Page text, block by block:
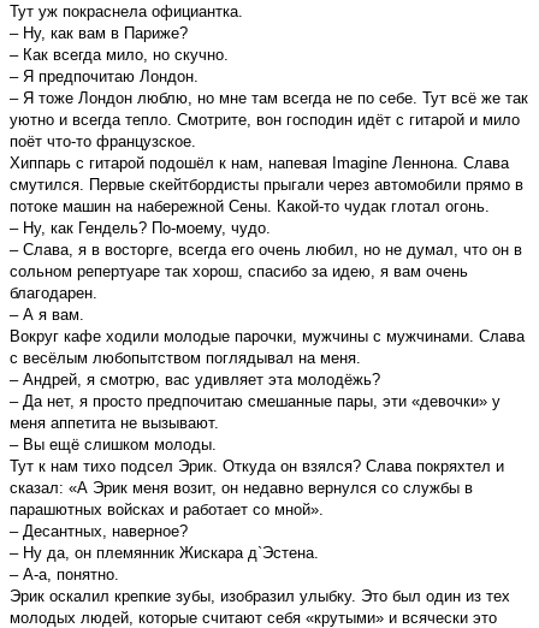
Тут уж покраснела официантка.
– Ну, как вам в Париже?
– Как всегда мило, но скучно.
– Я предпочитаю Лондон.
– Я тоже Лондон люблю, но мне там всегда не по себе. Тут всё же так
уютно и всегда тепло. Смотрите, вон господин идёт с гитарой и мило
поёт что-то французское.
Хиппарь с гитарой подошёл к нам, напевая Imagine Леннона. Слава
смутился. Первые скейтбордисты прыгали через автомобили прямо в
потоке машин на набережной Сены. Какой-то чудак глотал огонь.
– Ну, как Гендель? По-моему, чудо.
– Слава, я в восторге, всегда его очень любил, но не думал, что он в
сольном репертуаре так хорош, спасибо за идею, я вам очень
благодарен.
– А я вам.
Вокруг кафе ходили молодые парочки, мужчины с мужчинами. Слава
с весёлым любопытством поглядывал на меня.
– Андрей, я смотрю, вас удивляет эта молодёжь?
– Да нет, я просто предпочитаю смешанные пары, эти «девочки» у
меня аппетита не вызывают.
– Вы ещё слишком молоды.
Тут к нам тихо подсел Эрик. Откуда он взялся? Слава покряхтел и
сказал: «А Эрик меня возит, он недавно вернулся со службы в
парашютных войсках и работает со мной».
– Десантных, наверное?
– Ну да, он племянник Жискарa д`Эстена.
– А-a, понятно.
Эрик оскалил крепкие зубы, изобразил улыбку. Это был один из тeх
молодых людей, которые считают себя «крутыми» и всячески это